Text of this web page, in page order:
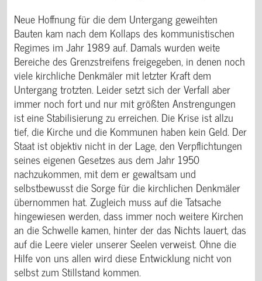
Neue Hoffnung für die dem Untergang geweihten
Bauten kam nach dem Kollaps des kommunistischen
Regimes im Jahr 1989 auf. Damals wurden weite
Bereiche des Grenzstreifens freigegeben, in denen noch
viele kirchliche Denkmäler mit letzter Kraft dem
Untergang trotzten. Leider setzt sich der Verfall aber
immer noch fort und nur mit größten Anstrengungen
ist eine Stabilisierung zu erreichen. Die Krise ist allzu
tief, die Kirche und die Kommunen haben kein Geld. Der
Staat ist objektiv nicht in der Lage, den Verpflichtungen
seines eigenen Gesetzes aus dem Jahr 1950
nachzukommen, mit dem er gewaltsam und
selbstbewusst die Sorge für die kirchlichen Denkmäler
übernommen hat. Zugleich muss auf die Tatsache
hingewiesen werden, dass immer noch weitere Kirchen
an die Schwelle kamen, hinter der das Nichts lauert, das
auf die Leere vieler unserer Seelen verweist. Ohne die
Hilfe von uns allen wird diese Entwicklung nicht von
selbst zum Stillstand kommen.